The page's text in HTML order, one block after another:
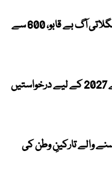
مشرقی واشنگٹن میں جنگلاتی آگ بے قابو، 600 سے
یونیورسٹی آف فریبرگ نے 2027 کے لیے درخواستیں
والے تارکینِ وطن کی